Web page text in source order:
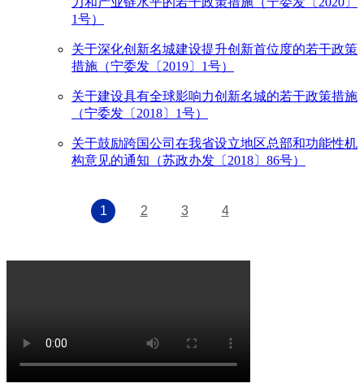
1号）
关于深化创新名城建设提升创新首位度的若干政策
措施（宁委发〔2019〕1号）
关于建设具有全球影响力创新名城的若干政策措施
（宁委发〔2018〕1号）
关于鼓励跨国公司在我省设立地区总部和功能性机
构意见的通知（苏政办发〔2018〕86号）
1 2 3 4